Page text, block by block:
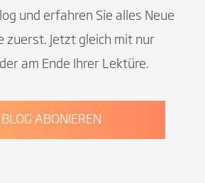
und erfahren Sie alles Neue
zuerst. Jetzt gleich mit nur
am Ende Ihrer Lektüre.
BLOG ABONIEREN